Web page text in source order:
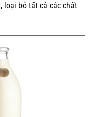
loại bỏ tất cả các chất